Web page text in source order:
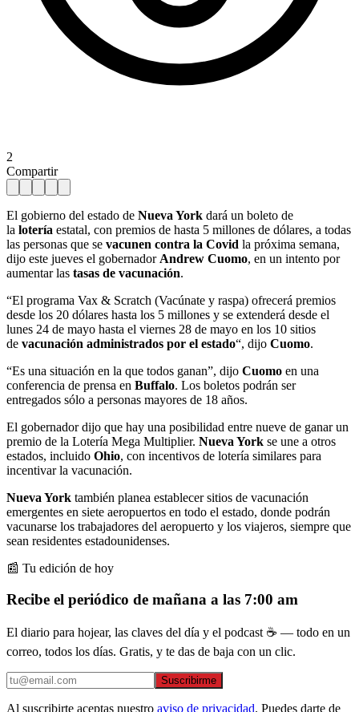
2
Compartir
El gobierno del estado de Nueva York dará un boleto de
la lotería estatal, con premios de hasta 5 millones de dólares, a todas
las personas que se vacunen contra la Covid la próxima semana,
dijo este jueves el gobernadorAndrew Cuomo, en un intento por
aumentar las tasas de vacunación.
“El programa Vax & Scratch (Vacúnate y raspa) ofrecerá premios
desde los 20 dólares hasta los 5 millones y se extenderá desde el
lunes 24 de mayo hasta el viernes 28 de mayo en los 10 sitios
de vacunación administrados por el estado“, dijo Cuomo.
“Es una situación en la que todos ganan”, dijo Cuomo en una
conferencia de prensa en Buffalo. Los boletos podrán ser
entregados sólo a personas mayores de 18 años.
El gobernador dijo que hay una posibilidad entre nueve de ganar un
premio de la Lotería Mega Multiplier. Nueva York se une a otros
estados, incluido Ohio, con incentivos de lotería similares para
incentivar la vacunación.
Nueva York también planea establecer sitios de vacunación
emergentes en siete aeropuertos en todo el estado, donde podrán
vacunarse los trabajadores del aeropuerto y los viajeros, siempre que
sean residentes estadounidenses.
📰 Tu edición de hoy
Recibe el periódico de mañana a las 7:00 am
El diario para hojear, las claves del día y el podcast ☕ — todo en un
correo, todos los días. Gratis, y te das de baja con un clic.
Suscribirme
Al suscribirte aceptas nuestro aviso de privacidad. Puedes darte de